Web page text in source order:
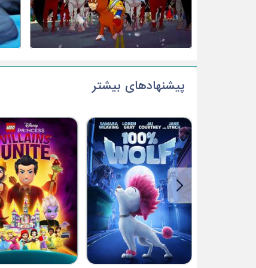
پیشنهادهای بیشتر